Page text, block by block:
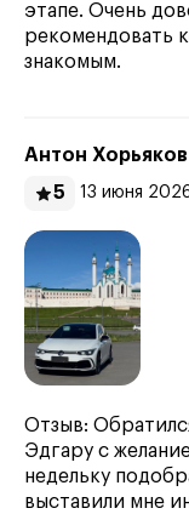
этапе. Очень
рекомендовать
знакомым.
Антон Хорьяков
5
13 июня
Отзыв:
Эдгару с
недельку
выставили мне